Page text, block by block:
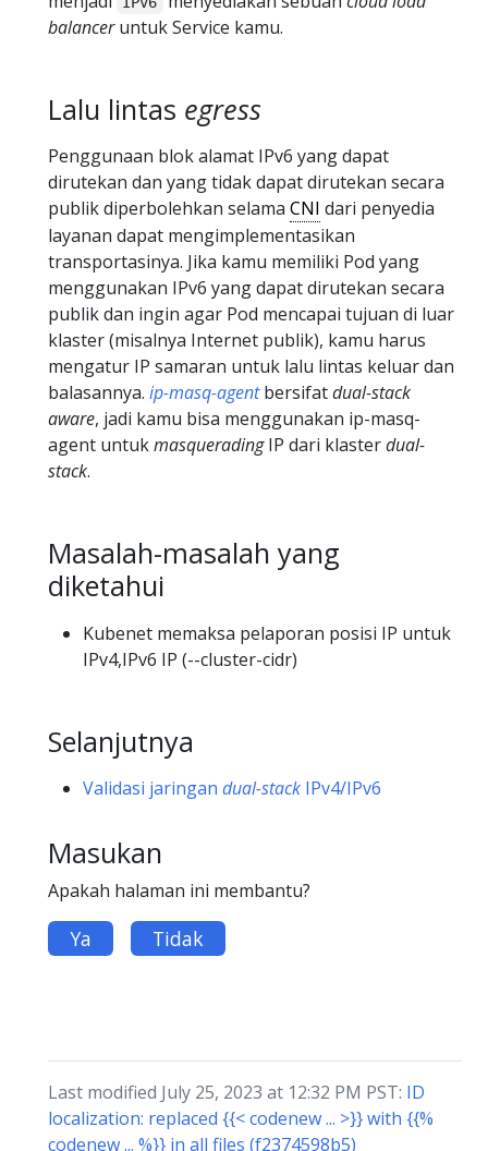
balanceruntuk Service kamu.
Lalu lintas egress
Penggunaan blok alamat IPv6 yang dapat
dirutekan dan yang tidak dapat dirutekan secara
publik diperbolehkan selama CNI dari penyedia
layanan dapat mengimplementasikan
transportasinya. Jika kamu memiliki Pod yang
menggunakan IPv6 yang dapat dirutekan secara
publik dan ingin agar Pod mencapai tujuan di luar
klaster (misalnya Internet publik), kamu harus
mengatur IP samaran untuk lalu lintas keluar dan
balasannya. ip-masq-agentbersifatdual-stack
aware, jadi kamu bisa menggunakan ip-masq-
agent untukmasqueradingIP dari klasterdual-
stack.
Masalah-masalah yang
diketahui
Kubenet memaksa pelaporan posisi IP untuk
IPv4,IPv6 IP (--cluster-cidr)
Selanjutnya
Validasi jaringan dual-stack IPv4/IPv6
Masukan
Apakah halaman ini membantu?
Ya Tidak
Last modified July 25, 2023 at 12:32 PM PST: ID
localization: replaced {{< codenew ... >}} with {{%
codenew ... %}} in all files (f2374598b5)